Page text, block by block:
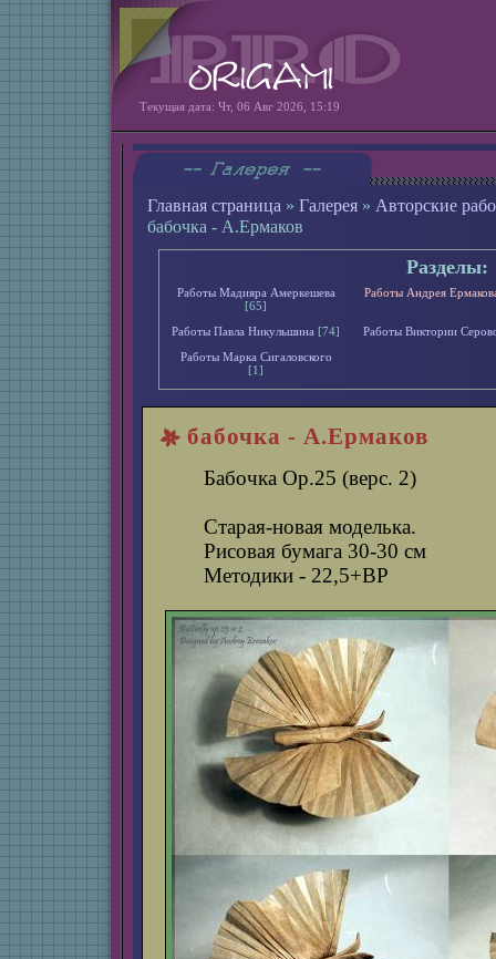
Текущая дата: Чт, 06 Авг 2026, 15:19
Главная страница » Галерея » Авторские
бабочка - А.Ермаков
Разделы:
Работы Мадияра Амеркешева
[65]
Работы Андрея
Работы Павла Никульшина [74]
Работы Виктории
Работы Марка Сигаловского
[1]
бабочка - А.Ермаков
Бабочка Op.25 (верс. 2)
Старая-новая моделька.
Рисовая бумага 30-30 см
Методики - 22,5+BP